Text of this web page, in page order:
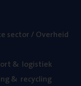
sec­tor / Overheid
& logistiek
& recycling